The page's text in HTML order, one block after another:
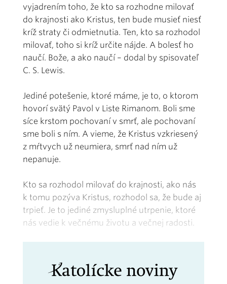
vyjadrením toho, že kto sa rozhodne milovať
do krajnosti ako Kristus, ten bude musieť niesť
kríž straty či odmietnutia. Ten, kto sa rozhodol
milovať, toho si kríž určite nájde. A bolesť ho
naučí. Bože, a ako naučí – dodal by spisovateľ
C. S. Lewis.
Jediné potešenie, ktoré máme, je to, o ktorom
hovorí svätý Pavol v Liste Rimanom. Boli sme
síce krstom pochovaní v smrť, ale pochovaní
sme boli s ním. A vieme, že Kristus vzkriesený
z mŕtvych už neumiera, smrť nad ním už
nepanuje.
Kto sa rozhodol milovať do krajnosti, ako nás
k tomu pozýva Kristus, rozhodol sa, že bude aj
trpieť. Je to jediné zmysluplné utrpenie, ktoré
nás vedie k večnému životu a večnej radosti.